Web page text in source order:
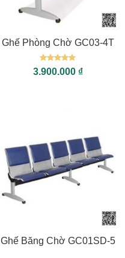
Ghế Phòng Chờ GC03-4T
Được xếp
hạng55
3.900.000 ₫
Ghế Băng Chờ GC01SD-5